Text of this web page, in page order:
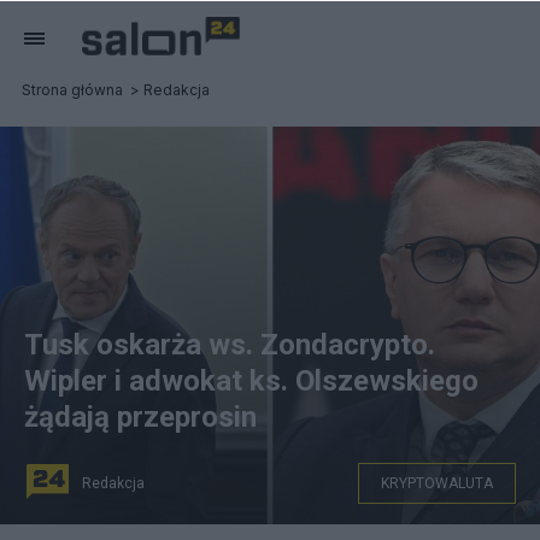
Strona główna Redakcja
Tusk oskarża ws. Zondacrypto.
Wipler i adwokat ks. Olszewskiego
żądają przeprosin
Redakcja KRYPTOWALUTA